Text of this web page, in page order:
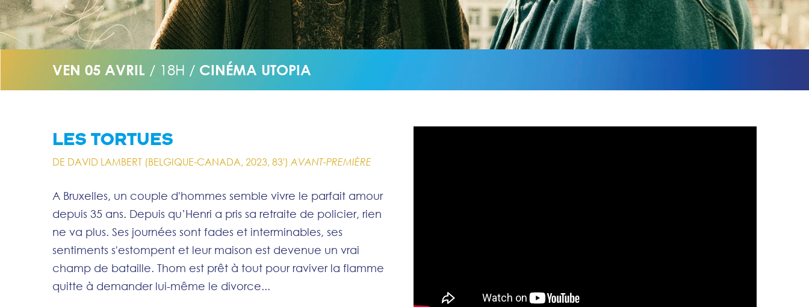
VEN 05 AVRIL / 18H / CINÉMA UTOPIA
LES TORTUES
DE DAVID LAMBERT (BELGIQUE-CANADA, 2023, 83') AVANT-PREMIÈRE
A Bruxelles, un couple d'hommes semble vivre le parfait amour
depuis 35 ans. Depuis qu’Henri a pris sa retraite de policier, rien
ne va plus. Ses journées sont fades et interminables, ses
sentiments s'estompent et leur maison est devenue un vrai
champ de bataille. Thom est prêt à tout pour raviver la flamme
quitte à demander lui-même le divorce...